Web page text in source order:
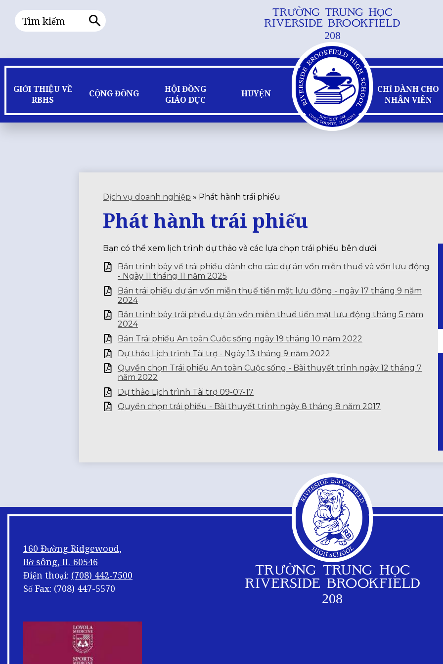
Bỏ
qua
nội
dung
chính
TRƯỜNG TRUNG HỌC
RIVERSIDE BROOKFIELD
208
GIỚI THIỆU VỀ
RBHS
CỘNG ĐỒNG
HỘI ĐỒNG
GIÁO DỤC
HUYỆN
CHỈ DÀNH CHO
NHÂN VIÊN
Tìm
kiếm
Dịch vụ doanh nghiệp » Phát hành trái phiếu
Phát hành trái phiếu
Bạn có thể xem lịch trình dự thảo và các lựa chọn trái phiếu bên dưới.
Bản trình bày về trái phiếu dành cho các dự án vốn miễn thuế và vốn lưu động
- Ngày 11 tháng 11 năm 2025
Bán trái phiếu dự án vốn miễn thuế tiền mặt lưu động - ngày 17 tháng 9 năm
2024
Bản trình bày trái phiếu dự án vốn miễn thuế tiền mặt lưu động tháng 5 năm
2024
Bán Trái phiếu An toàn Cuộc sống ngày 19 tháng 10 năm 2022
Dự thảo Lịch trình Tài trợ - Ngày 13 tháng 9 năm 2022
Quyền chọn Trái phiếu An toàn Cuộc sống - Bài thuyết trình ngày 12 tháng 7
năm 2022
Dự thảo Lịch trình Tài trợ 09-07-17
Quyền chọn trái phiếu - Bài thuyết trình ngày 8 tháng 8 năm 2017
TRƯỜNG TRUNG HỌC
RIVERSIDE BROOKFIELD
208
160 Đường Ridgewood,
Bờ sông, IL 60546
Điện thoại: (708) 442-7500
Số Fax: (708) 447-5570